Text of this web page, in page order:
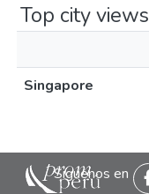
Top city views
Singapore
Siguenos en